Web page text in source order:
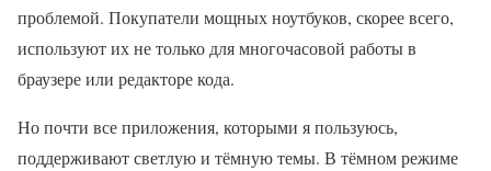
проблемой. Покупатели мощных ноутбуков, скорее всего,
используют их не только для многочасовой работы в
браузере или редакторе кода.
Но почти все приложения, которыми я пользуюсь,
поддерживают светлую и тёмную темы. В тёмном режиме